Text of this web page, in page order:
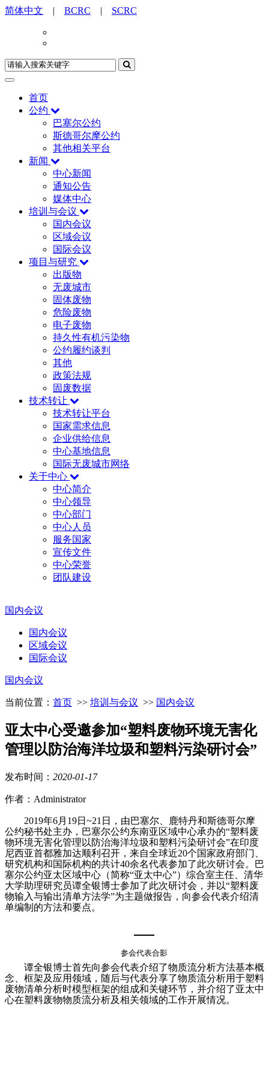
简体中文 | BCRC | SCRC
首页
公约
巴塞尔公约
斯德哥尔摩公约
其他相关平台
新闻
中心新闻
通知公告
媒体中心
培训与会议
国内会议
区域会议
国际会议
项目与研究
出版物
无废城市
固体废物
危险废物
电子废物
持久性有机污染物
公约履约谈判
其他
政策法规
固废数据
技术转让
技术转让平台
国家需求信息
企业供给信息
中心基地信息
国际无废城市网络
关于中心
中心简介
中心领导
中心部门
中心人员
服务国家
宣传文件
中心荣誉
团队建设
国内会议
国内会议
区域会议
国际会议
国内会议
当前位置： 首页 >> 培训与会议 >> 国内会议
亚太中心受邀参加“塑料废物环境无害化
管理以防治海洋垃圾和塑料污染研讨会”
发布时间： 2020-01-17
作者：Administrator
2019年6月 19日 ~21 日，由巴塞尔、鹿特丹和斯德哥尔摩
公约秘书处主办，巴塞尔公约东南亚区域中心承办的“塑料废
物环境无害化管理以防治海洋垃圾和塑料污染研讨会”在印度
尼西亚首都雅加达顺利召开，来自全球近20个国家政府部门、
研究机构和国际机构的共计40余名代表参加了此次研讨会。巴
塞尔公约亚太区域中心（简称“亚太中心”）综合室主任、清华
大学助理研究员谭全银博士参加了此次研讨会，并以“塑料废
物输入与输出清单方法学”为主题做报告，向参会代表介绍清
单编制的方法和要点。
参会代表合影
谭全银博士首先向参会代表介绍了物质流分析方法基本概
念、框架及应用领域，随后与代表分享了物质流分析用于塑料
废物清单分析时模型框架的组成和关键环节，并介绍了亚太中
心在塑料废物物质流分析及相关领域的工作开展情况。